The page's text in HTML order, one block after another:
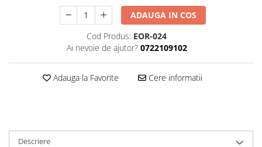
ADAUGA IN COS
Cod Produs: EOR-024
Ai nevoie de ajutor? 0722109102
Adauga la Favorite Cere informatii
Descriere